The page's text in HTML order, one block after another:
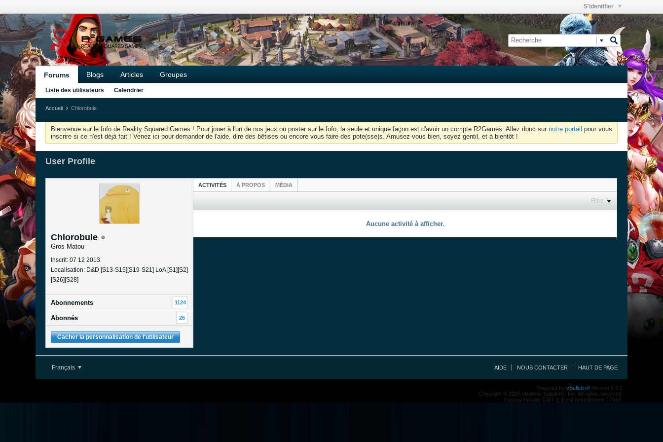
S'identifier
Forums Blogs Articles Groupes
Liste des utilisateurs Calendrier
Accueil Chlorobule
Bienvenue sur le fofo de Reality Squared Games ! Pour jouer à l'un de nos jeux ou poster sur le fofo, la seule et unique façon est d'avoir un compte R2Games. Allez donc sur notre portail pour vous
inscrire si ce n'est déjà fait ! Venez ici pour demander de l'aide, dire des bêtises ou encore vous faire des pote(sse)s. Amusez-vous bien, soyez gentil, et à bientôt !
User Profile
Chlorobule
Gros Matou
Inscrit: 07 12 2013
Localisation: D&D [S13-S15][S19-S21] LoA [S1][S2]
[S26][S28]
Abonnements 1124
Abonnés 26
Cacher la personnalisation de l'utilisateur
ACTIVITÉS À PROPOS MÉDIA
Filtre
Aucune activité à afficher.
Français AIDE NOUS CONTACTER HAUT DE PAGE
Powered by vBulletin® Version 5.3.1
Copyright © 2026 vBulletin Solutions, Inc. All rights reserved.
Fuseau horaire GMT 1. Il est actuellement 17h16.